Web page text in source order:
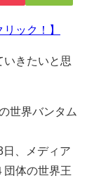
ック！】
きたいと思
世界バンタム
、メディア
団体の世界王